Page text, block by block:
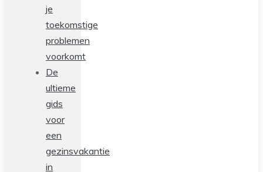
je
toekomstige
problemen
voorkomt
De
ultieme
gids
voor
een
gezinsvakantie
in